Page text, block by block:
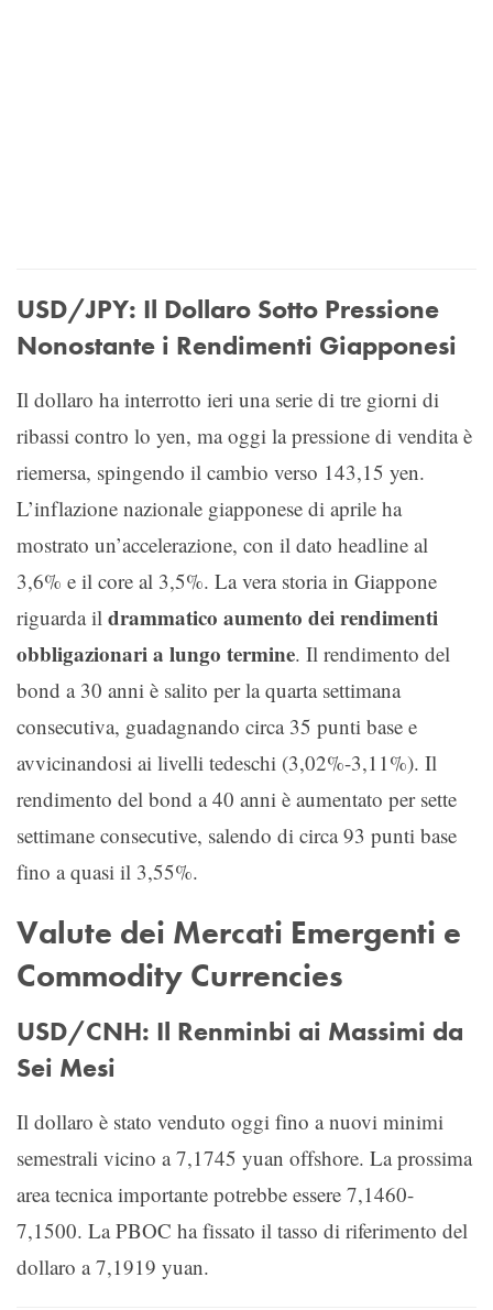
USD/JPY: Il Dollaro Sotto Pressione
Nonostante i Rendimenti Giapponesi
Il dollaro ha interrotto ieri una serie di tre giorni di
ribassi contro lo yen, ma oggi la pressione di vendita è
riemersa, spingendo il cambio verso 143,15 yen.
L’inflazione nazionale giapponese di aprile ha
mostrato un’accelerazione, con il dato headline al
3,6% e il core al 3,5%. La vera storia in Giappone
riguarda il drammatico aumento dei rendimenti
obbligazionari a lungo termine. Il rendimento del
bond a 30 anni è salito per la quarta settimana
consecutiva, guadagnando circa 35 punti base e
avvicinandosi ai livelli tedeschi (3,02%-3,11%). Il
rendimento del bond a 40 anni è aumentato per sette
settimane consecutive, salendo di circa 93 punti base
fino a quasi il 3,55%.
Valute dei Mercati Emergenti e
Commodity Currencies
USD/CNH: Il Renminbi ai Massimi da
Sei Mesi
Il dollaro è stato venduto oggi fino a nuovi minimi
semestrali vicino a 7,1745 yuan offshore. La prossima
area tecnica importante potrebbe essere 7,1460-
7,1500. La PBOC ha fissato il tasso di riferimento del
dollaro a 7,1919 yuan.